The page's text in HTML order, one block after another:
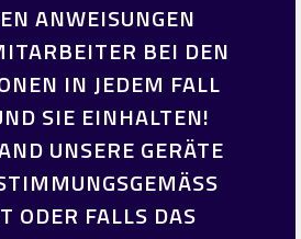
ANWEISUNGEN
BEI DEN
IN JEDEM FALL
SIE EINHALTEN!
UNSERE GERÄTE
ODER FALLS DAS